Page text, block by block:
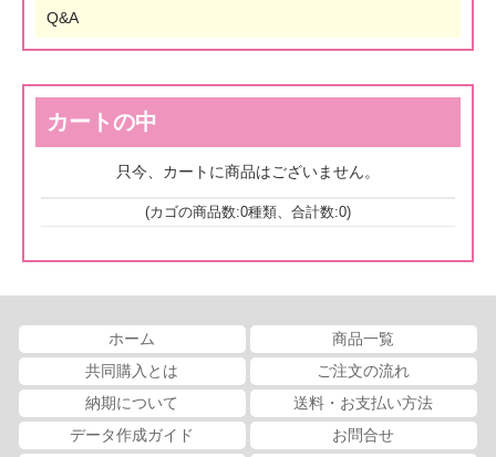
Q&A
カートの中
只今、カートに商品はございません。
(カゴの商品数:0種類、合計数:0)
ホーム
商品一覧
共同購入とは
ご注文の流れ
納期について
送料・お支払い方法
データ作成ガイド
お問合せ